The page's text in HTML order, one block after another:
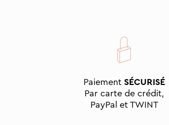
PaiementSÉCURISÉ
Par carte de crédit,
PayPal et TWINT